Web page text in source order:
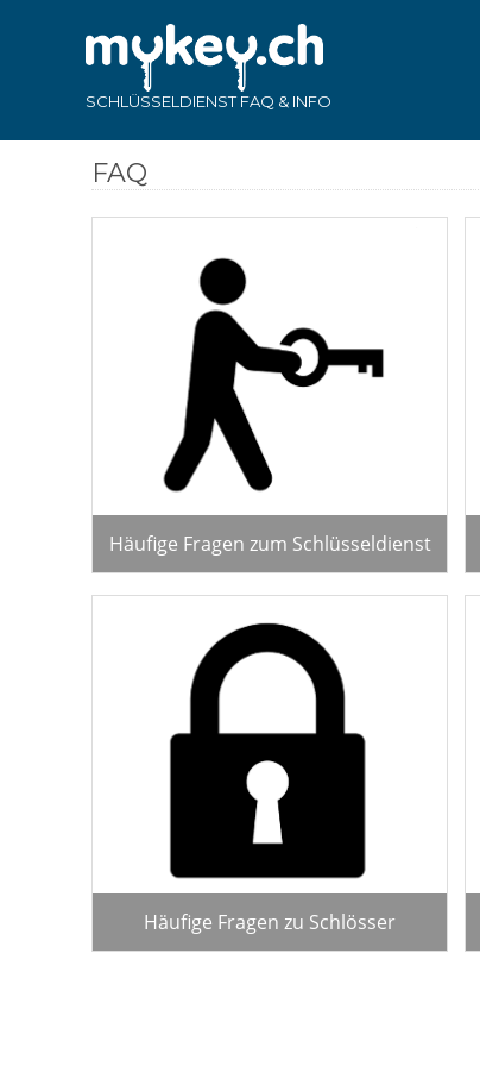
SCHLÜSSELDIENST FAQ & INFO
FAQ
Häufige Fragen zum Schlüsseldienst
Häufige Fragen zu Schlösser